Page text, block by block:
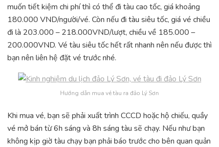
muốn tiết kiệm chi phí thì có thể đi tàu cao tốc, giá khoảng
180.000 VND/người/vé. Còn nếu đi tàu siêu tốc, giá vé chiều
đi là 203.000 – 218.000VND/lượt, chiều về 185.000 –
200.000VND. Vé tàu siêu tốc hết rất nhanh nên nếu được thì
bạn nên liên hệ đặt vé trước nhé.
Hướng dẫn mua vé tàu ra đảo Lý Sơn
Khi mua vé, bạn sẽ phải xuất trình CCCD hoặc hộ chiếu, quầy
vé mở bán từ 6h sáng và 8h sáng tàu sẽ chạy. Nếu như bạn
không kịp giờ tàu chạy bạn phải báo trước cho bên quan quản